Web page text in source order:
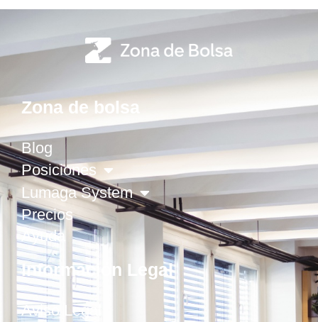
Zona de bolsa
Blog
Posiciones
Lumaga System
Precios
Ayuda
Información Legal
Aviso Legal